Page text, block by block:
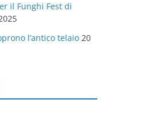
il Funghi Fest di
l’antico telaio 20